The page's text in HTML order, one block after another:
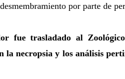
por parte de
fue trasladado al
la necropsia y los análisis